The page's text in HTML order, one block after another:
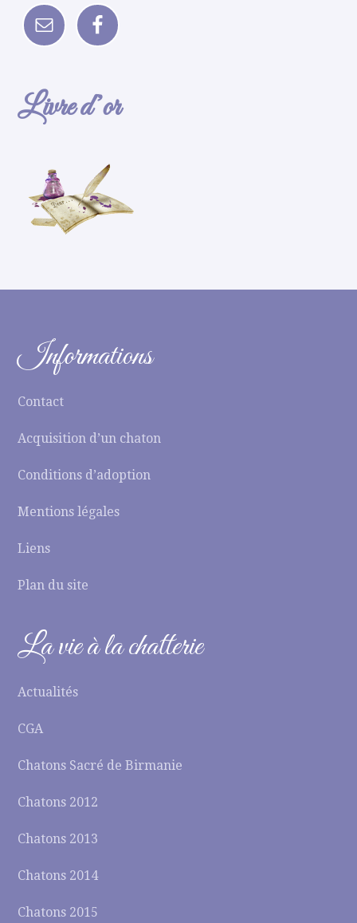
Livre d’or
Informations
Contact
Acquisition d’un chaton
Conditions d’adoption
Mentions légales
Liens
Plan du site
La vie à la chatterie
Actualités
CGA
Chatons Sacré de Birmanie
Chatons 2012
Chatons 2013
Chatons 2014
Chatons 2015